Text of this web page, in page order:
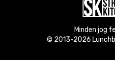
Minden jog
© 2013-2026